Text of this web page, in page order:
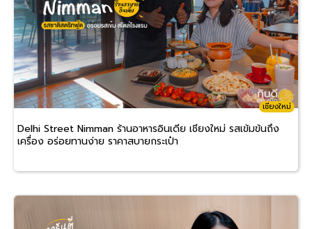
เชียงใหม่
Delhi Street Nimman ร้านอาหารอินเดีย เชียงใหม่ รสเข้มข้นถึง
เครื่อง อร่อยทานง่าย ราคาสบายกระเป๋า